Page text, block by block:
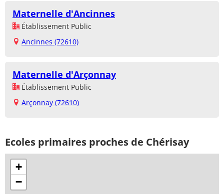
Maternelle d'Ancinnes
Établissement Public
Ancinnes (72610)
Maternelle d'Arçonnay
Établissement Public
Arçonnay (72610)
Ecoles primaires proches de Chérisay
+
−